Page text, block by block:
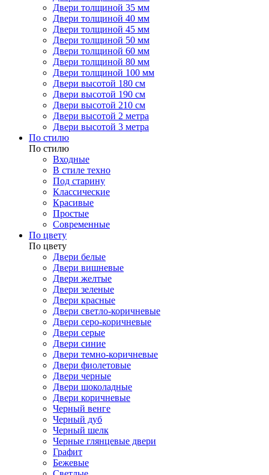
Двери толщиной 35 мм
Двери толщиной 40 мм
Двери толщиной 45 мм
Двери толщиной 50 мм
Двери толщиной 60 мм
Двери толщиной 80 мм
Двери толщиной 100 мм
Двери высотой 180 см
Двери высотой 190 см
Двери высотой 210 см
Двери высотой 2 метра
Двери высотой 3 метра
По стилю
По стилю
Входные
В стиле техно
Под старину
Классические
Красивые
Простые
Современные
По цвету
По цвету
Двери белые
Двери вишневые
Двери желтые
Двери зеленые
Двери красные
Двери светло-коричневые
Двери серо-коричневые
Двери серые
Двери синие
Двери темно-коричневые
Двери фиолетовые
Двери черные
Двери шоколадные
Двери коричневые
Черный венге
Черный дуб
Черный шелк
Черные глянцевые двери
Графит
Бежевые